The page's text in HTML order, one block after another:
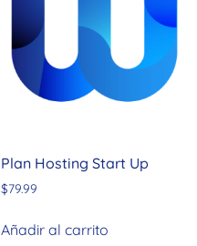
Plan Hosting Start Up
$79.99
Añadir al carrito